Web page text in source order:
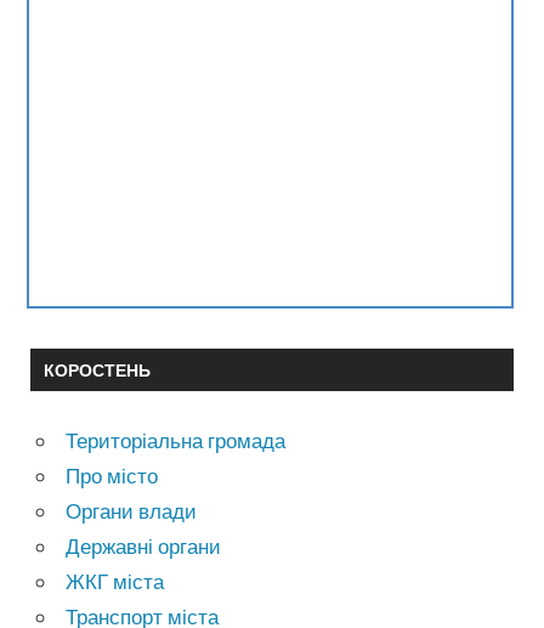
КОРОСТЕНЬ
Територіальна громада
Про місто
Органи влади
Державні органи
ЖКГ міста
Транспорт міста